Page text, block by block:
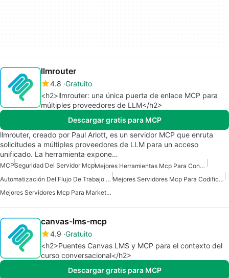
llmrouter
4.8 Gratuito
<h2>llmrouter: una única puerta de enlace MCP para
múltiples proveedores de LLM</h2>
Descargar gratis para MCP
llmrouter, creado por Paul Arlott, es un servidor MCP que enruta
solicitudes a múltiples proveedores de LLM para un acceso
unificado. La herramienta expone…
MCPSeguridad Del Servidor Mcp
Mejores Herramientas Mcp Para Construir Agentes De Ia
Automatización Del Flujo De Trabajo Del Servidor Mcp
Mejores Servidores Mcp Para Codificación
Mejores Servidores Mcp Para Marketing De Ventas Comerciales
canvas-lms-mcp
4.9 Gratuito
<h2>Puentes Canvas LMS y MCP para el contexto del
curso conversacional</h2>
Descargar gratis para MCP